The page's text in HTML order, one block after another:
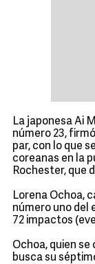
La japonesa Ai
número 23,
par, con lo que
coreanas en la
Rochester, que
Lorena Ochoa,
número uno del
72 impactos
Ochoa, quien se
busca su